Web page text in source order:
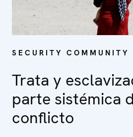
SECURITY COMMUNITY
Trata y
parte sistémica
conflicto